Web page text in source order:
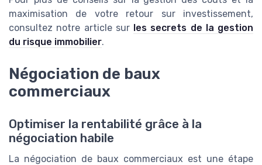
maximisation de votre retour sur investissement,
consultez notre article sur les secrets de la gestion
du risque immobilier.
Négociation de baux
commerciaux
Optimiser la rentabilité grâce à la
négociation habile
La négociation de baux commerciaux est une étape